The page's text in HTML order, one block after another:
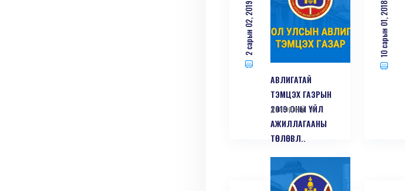
2 сарын 02, 2019
АВЛИГАТАЙ
ТЭМЦЭХ ГАЗРЫН
2019 ОНЫ ҮЙЛ
АЖИЛЛАГААНЫ
ТӨЛӨВЛ..
дэлгэрэнгүй
10 сарын 01, 2018